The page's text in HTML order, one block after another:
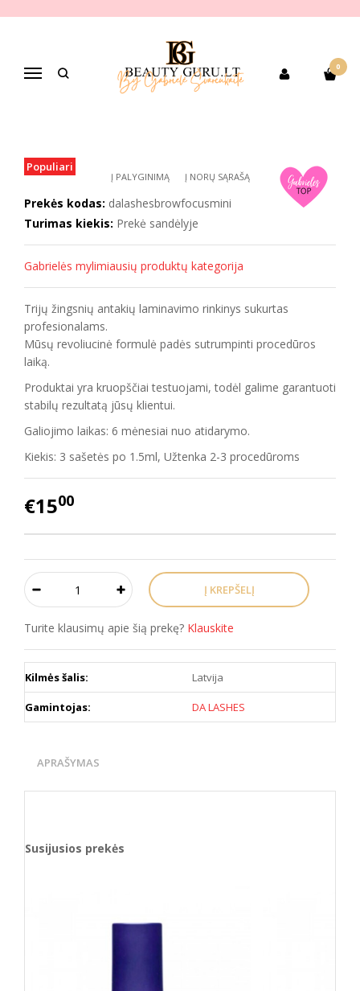
Navigacija
0
Pagrindinis PREKIŲ KATEGORIJOS
Pagal gamintoją
DA LASHES BROW FOCUS EXPRESS LAMI SYSTEM sašetės
DA LASHES BROW FOCUS EXPRESS
Populiari
Į PALYGINIMĄ Į NORŲ SĄRAŠĄ
Prekės kodas: dalashesbrowfocusmini
Turimas kiekis: Prekė sandėlyje
Gabrielės mylimiausių produktų kategorija
Trijų žingsnių antakių laminavimo rinkinys sukurtas
profesionalams.
Mūsų revoliucinė formulė padės sutrumpinti procedūros
laiką.
Produktai yra kruopščiai testuojami, todėl galime garantuoti
stabilų rezultatą jūsų klientui.
Galiojimo laikas: 6 mėnesiai nuo atidarymo.
Kiekis: 3 sašetės po 1.5ml, Užtenka 2-3 procedūroms
€1500
Turite klausimų apie šią prekę? Klauskite
Kilmės šalis: Latvija
Gamintojas: DA LASHES
APRAŠYMAS
Susijusios prekės